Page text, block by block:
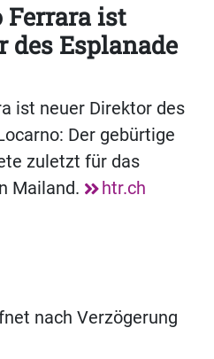
ist
des Esplanade
ist neuer Direktor des
Der gebürtige
zuletzt für das
Mailand.
htr.ch
nach Verzögerung